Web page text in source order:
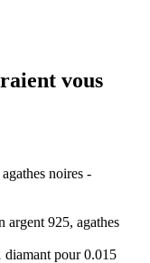
vous
argent 925, agathes